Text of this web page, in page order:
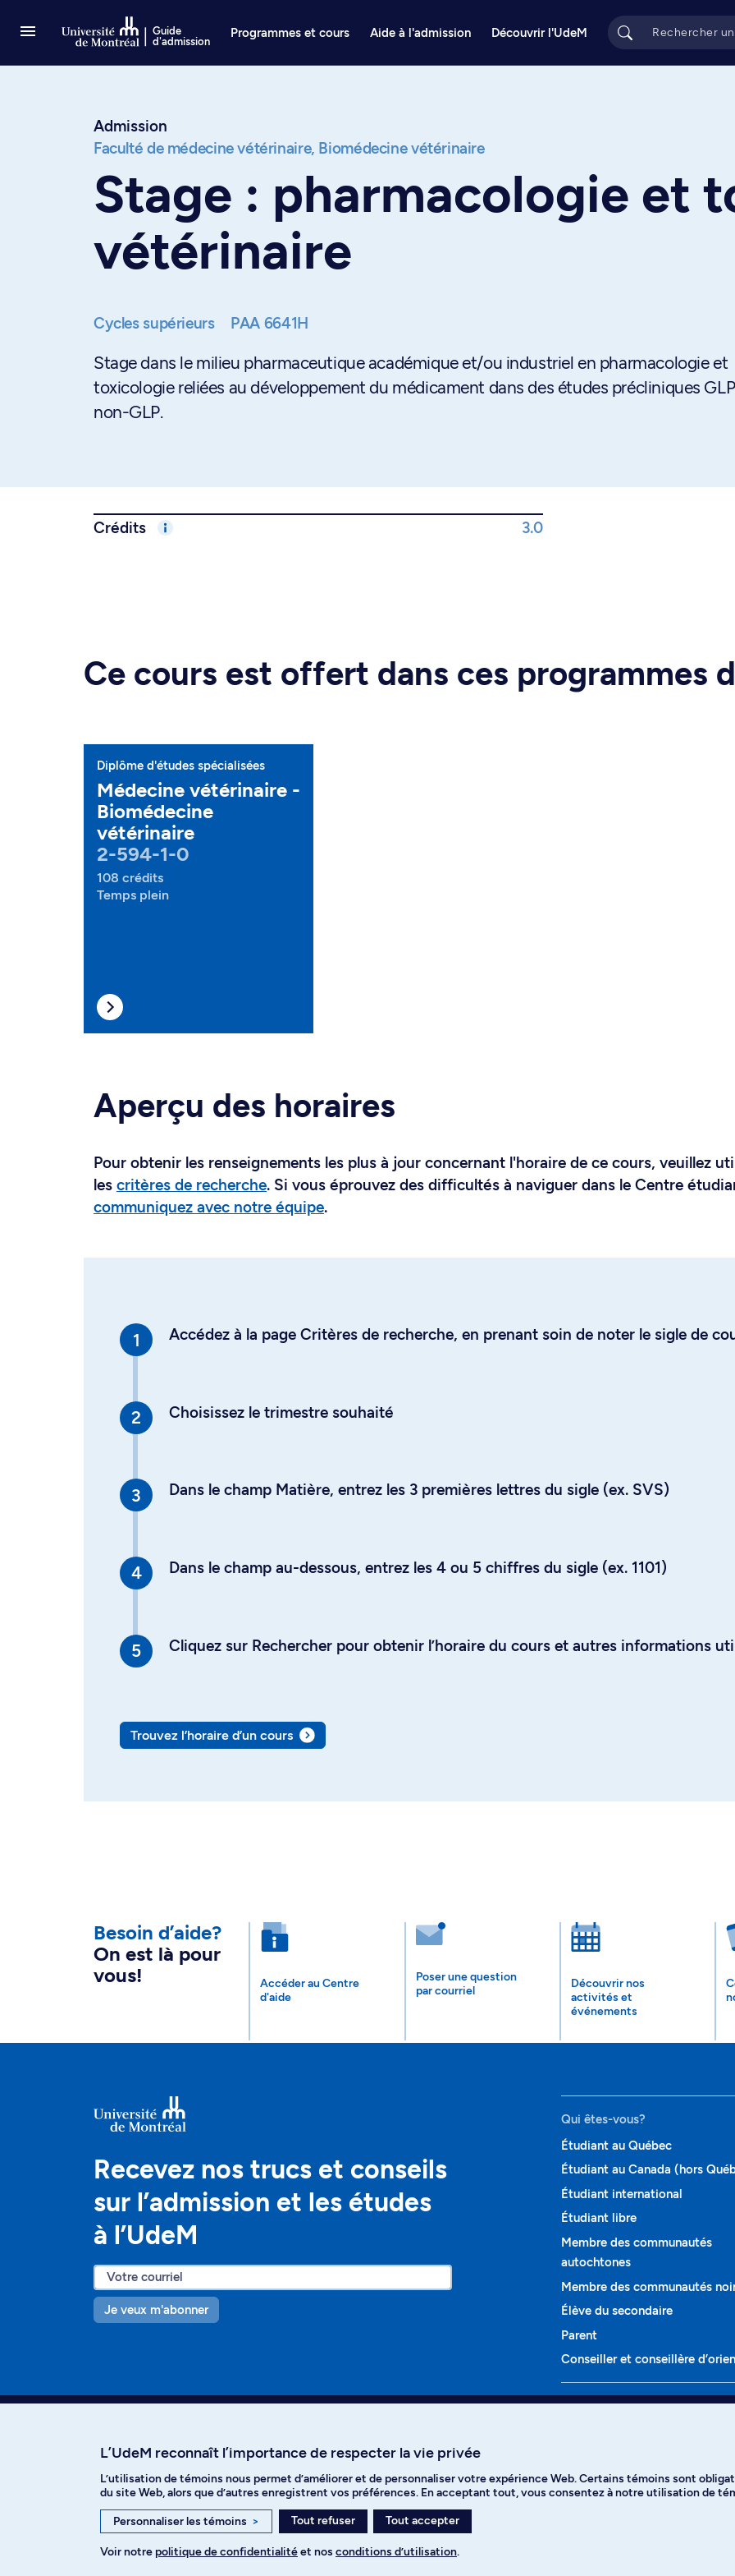
Guide
d'admission
Programmes et cours Aide à l'admission Découvrir l'UdeM
Admission
Faculté de médecine vétérinaire, Biomédecine vétérinaire
Stage : pharmacologie et
vétérinaire
Cycles supérieurs PAA 6641H
Stage dans le milieu pharmaceutique académique et/ou industriel en pharmacologie et
toxicologie reliées au développement du médicament dans des études précliniques
non-GLP.
Crédits 3.0
Ce cours est offert dans ces programmes
Diplôme d'études spécialisées
Médecine vétérinaire -
Biomédecine
vétérinaire
2-594-1-0
108 crédits
Temps plein
Aperçu des horaires
Pour obtenir les renseignements les plus à jour concernant l'horaire de ce cours, veuillez
les critères de recherche. Si vous éprouvez des difficultés à naviguer dans le Centre
communiquez avec notre équipe.
Accédez à la page Critères de recherche, en prenant soin de noter le sigle de
Choisissez le trimestre souhaité
Dans le champ Matière, entrez les 3 premières lettres du sigle (ex. SVS)
Dans le champ au-dessous, entrez les 4 ou 5 chiffres du sigle (ex. 1101)
Cliquez sur Rechercher pour obtenir l’horaire du cours et autres informations
Trouvez l’horaire d’un cours
Besoin d’aide?
On est là pour
vous!
Accéder au Centre
d'aide
Poser une question
par courriel
Découvrir nos
activités et
événements
Recevez nos trucs et conseils
sur l’admission et les études
à l’UdeM
Je veux m'abonner
Qui êtes-vous?
Étudiant au Québec
Étudiant au Canada (hors
Étudiant international
Étudiant libre
Membre des communautés
autochtones
Membre des communautés
Élève du secondaire
Parent
Conseiller et conseillère
Programmes et cours
Facebook Instagram TikTok YouTube Spotify
Politique de confidentialité Paramètres des témoins
L’UdeM reconnaît l’importance de respecter la vie privée
L’utilisation de témoins nous permet d’améliorer et de personnaliser votre expérience Web. Certains témoins sont
du site Web, alors que d’autres enregistrent vos préférences. En acceptant tout, vous consentez à notre utilisation de
Personnaliser les témoins > Tout refuser Tout accepter
Voir notre politique de confidentialitéet nos conditions d’utilisation.